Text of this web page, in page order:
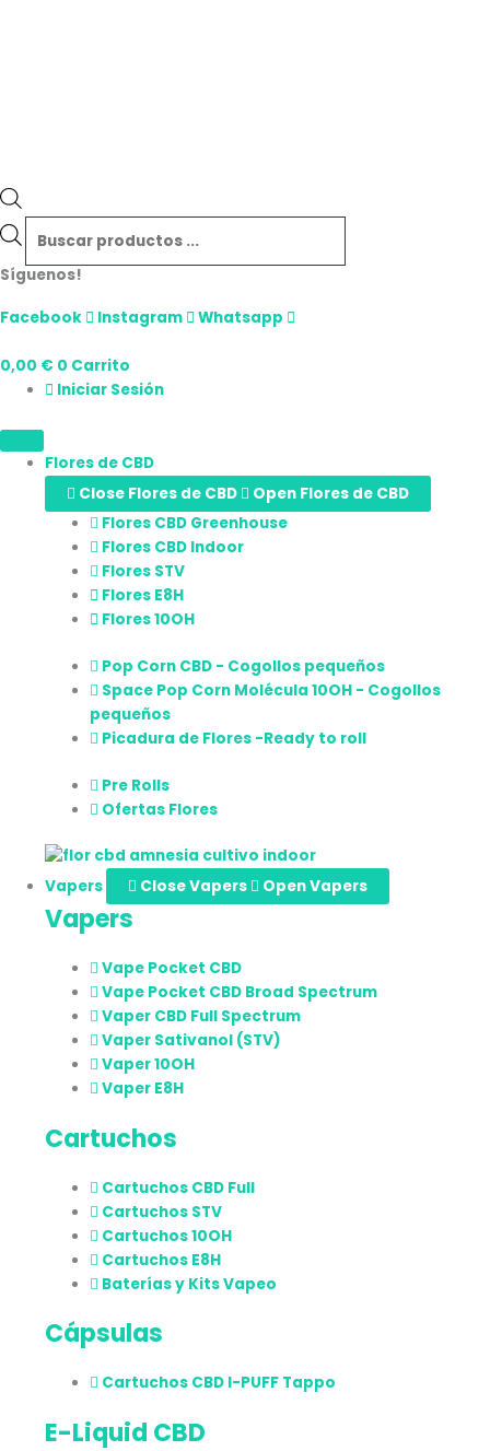
Síguenos!
Facebook Instagram Whatsapp
0,00 € 0 Carrito
Iniciar Sesión
Flores de CBD
Close Flores de CBD
Open Flores de CBD
Flores CBD Greenhouse
Flores CBD Indoor
Flores STV
Flores E8H
Flores 10OH
Pop Corn CBD - Cogollos pequeños
Space Pop Corn Molécula 10OH - Cogollos
pequeños
Picadura de Flores -Ready to roll
Pre Rolls
Ofertas Flores
Vapers Close Vapers Open Vapers
Vapers
Vape Pocket CBD
Vape Pocket CBD Broad Spectrum
Vaper CBD Full Spectrum
Vaper Sativanol (STV)
Vaper 10OH
Vaper E8H
Cartuchos
Cartuchos CBD Full
Cartuchos STV
Cartuchos 10OH
Cartuchos E8H
Baterías y Kits Vapeo
Cápsulas
Cartuchos CBD I-PUFF Tappo
E-Liquid CBD